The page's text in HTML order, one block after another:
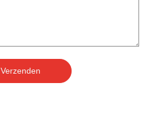
Verzenden